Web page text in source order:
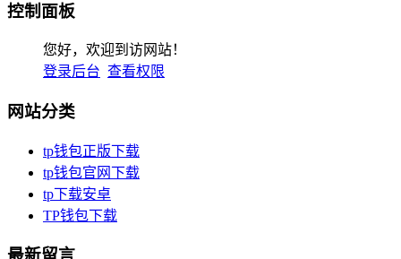
控制面板
您好，欢迎到访网站！
登录后台 查看权限
网站分类
tp钱包正版下载
tp钱包官网下载
tp下载安卓
TP钱包下载